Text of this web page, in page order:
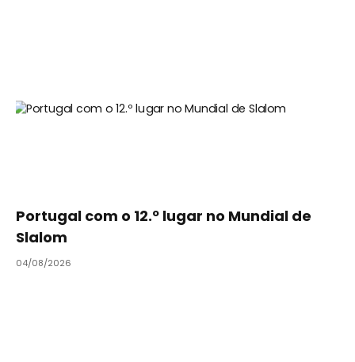
Portugal com o 12.º lugar no Mundial de
Slalom
04/08/2026